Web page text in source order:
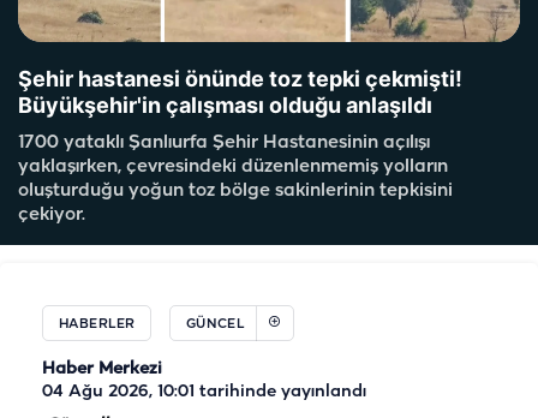
Şehir hastanesi önünde toz tepki çekmişti!
Büyükşehir'in çalışması olduğu anlaşıldı
1700 yataklı Şanlıurfa Şehir Hastanesinin açılışı
yaklaşırken, çevresindeki düzenlenmemiş yolların
oluşturduğu yoğun toz bölge sakinlerinin tepkisini
çekiyor.
HABERLER GÜNCEL
Haber Merkezi
04 Ağu 2026, 10:01 tarihinde yayınlandı